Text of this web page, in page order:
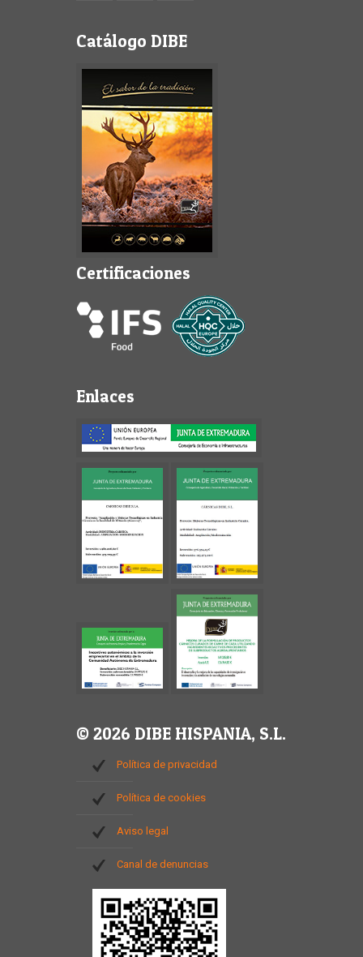
Catálogo DIBE
Certificaciones
Enlaces
© 2026 DIBE HISPANIA, S.L.
Política de privacidad
Política de cookies
Aviso legal
Canal de denuncias